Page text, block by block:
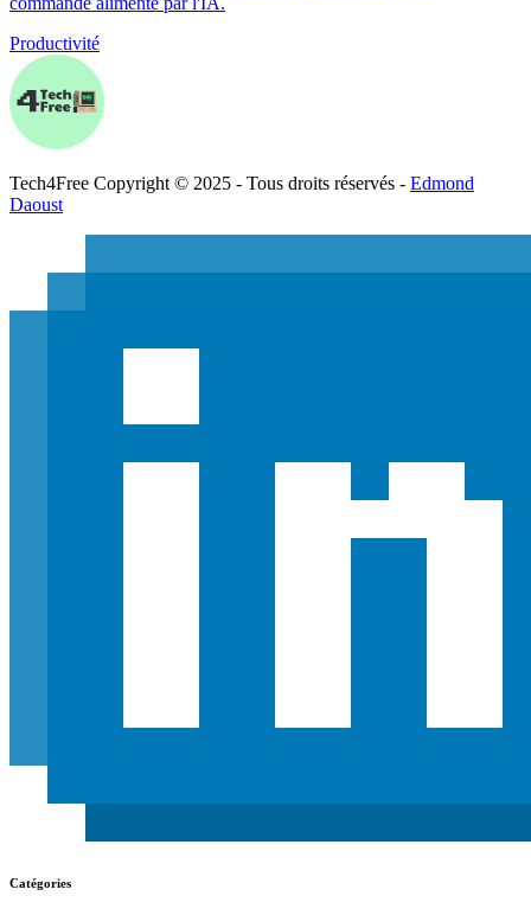
Productivité
Tech4Free Copyright © 2025 - Tous droits réservés - Edmond
Daoust
Catégories